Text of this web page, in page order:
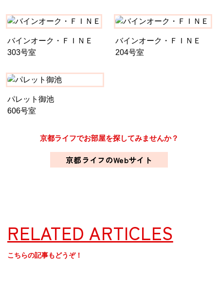
バインオーク・ＦＩＮＥ
303号室
バインオーク・ＦＩＮＥ
204号室
パレット御池
606号室
京都ライフでお部屋を探してみませんか？
京都ライフのWebサイト
RELATED ARTICLES
こちらの記事もどうぞ！